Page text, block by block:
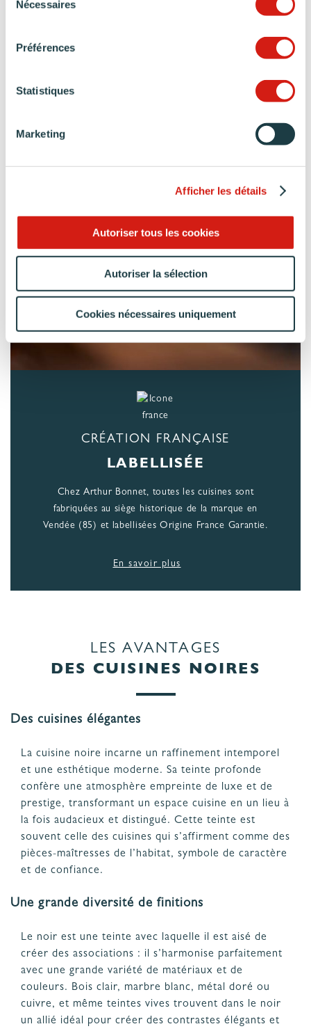
Nécessaires
Préférences
Statistiques
Marketing
Afficher les détails
Autoriser tous les cookies
Autoriser la sélection
Cookies nécessaires uniquement
CRÉATION FRANÇAISE
LABELLISÉE
Chez Arthur Bonnet, toutes les cuisines sont
fabriquées au siège historique de la marque en
Vendée (85) et labellisées Origine France Garantie.
En savoir plus
LES AVANTAGES
DES CUISINES NOIRES
Des cuisines élégantes
La cuisine noire incarne un raffinement intemporel
et une esthétique moderne. Sa teinte profonde
confère une atmosphère empreinte de luxe et de
prestige, transformant un espace cuisine en un lieu à
la fois audacieux et distingué. Cette teinte est
souvent celle des cuisines qui s’affirment comme des
pièces-maîtresses de l’habitat, symbole de caractère
et de confiance.
Une grande diversité de finitions
Le noir est une teinte avec laquelle il est aisé de
créer des associations : il s’harmonise parfaitement
avec une grande variété de matériaux et de
couleurs. Bois clair, marbre blanc, métal doré ou
cuivre, et même teintes vives trouvent dans le noir
un allié idéal pour créer des contrastes élégants et